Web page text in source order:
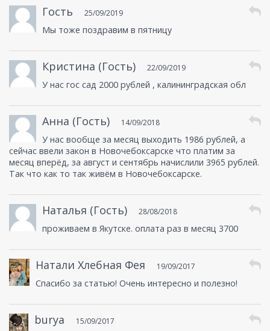
Гость 25/09/2019
Мы тоже поздравим в пятницу
Кристина (Гость) 22/09/2019
У нас гос сад 2000 рублей , калининградская обл
Анна (Гость) 14/09/2018
У нас вообще за месяц выходить 1986 рублей, а
сейчас ввели закон в Новочебоксарске что платим за
месяц вперёд, за август и сентябрь начислили 3965 рублей.
Так что как то так живём в Новочебоксарске.
Наталья (Гость) 28/08/2018
проживаем в Якутске. оплата раз в месяц 3700
Натали Хлебная Фея 19/09/2017
Спасибо за статью! Очень интересно и полезно!
burya 15/09/2017